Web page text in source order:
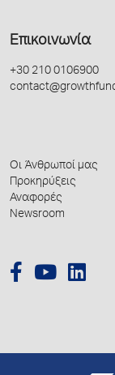
Επικοινωνία
+30 210 0106900
Οι Άνθρωποί μας
Προκηρύξεις
Αναφορές
Newsroom